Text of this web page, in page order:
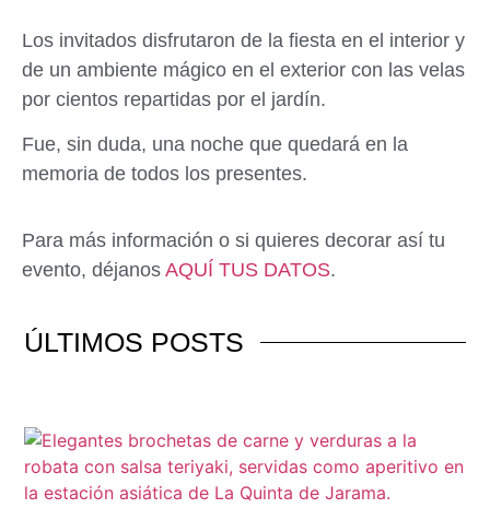
Los invitados disfrutaron de la fiesta en el interior y
de un ambiente mágico en el exterior con las velas
por cientos repartidas por el jardín.
Fue, sin duda, una noche que quedará en la
memoria de todos los presentes.
Para más información o si quieres decorar así tu
evento, déjanos AQUÍ TUS DATOS.
ÚLTIMOS POSTS